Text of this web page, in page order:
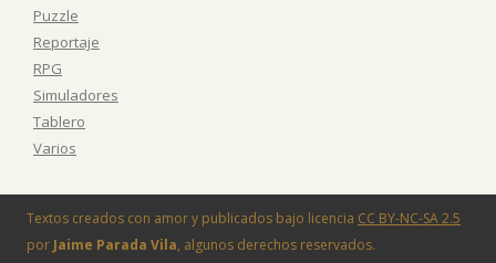
Puzzle
Reportaje
RPG
Simuladores
Tablero
Varios
Textos creados con amor y publicados bajo licencia CC BY-NC-SA 2.5
por Jaime Parada Vila, algunos derechos reservados.